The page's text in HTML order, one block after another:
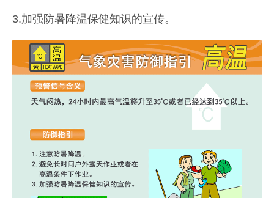
3.加强防暑降温保健知识的宣传。